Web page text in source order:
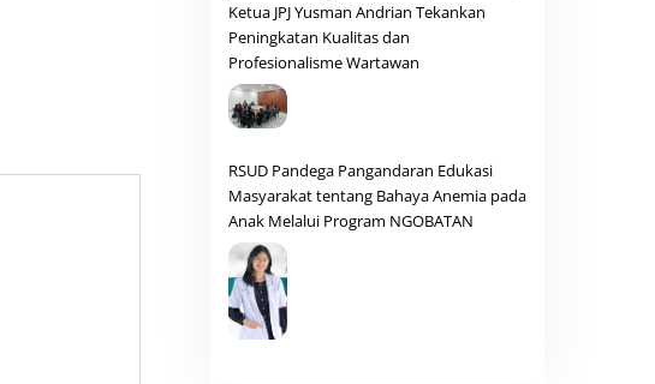
Ketua JPJ Yusman Andrian Tekankan
Peningkatan Kualitas dan
Profesionalisme Wartawan
RSUD Pandega Pangandaran Edukasi
Masyarakat tentang Bahaya Anemia pada
Anak Melalui Program NGOBATAN